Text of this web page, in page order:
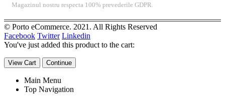
Magazinul nostru respecta 100% prevederile GDPR.
© Porto eCommerce. 2021. All Rights Reserved
Facebook Twitter Linkedin
You've just added this product to the cart:
View Cart Continue
Main Menu
Top Navigation